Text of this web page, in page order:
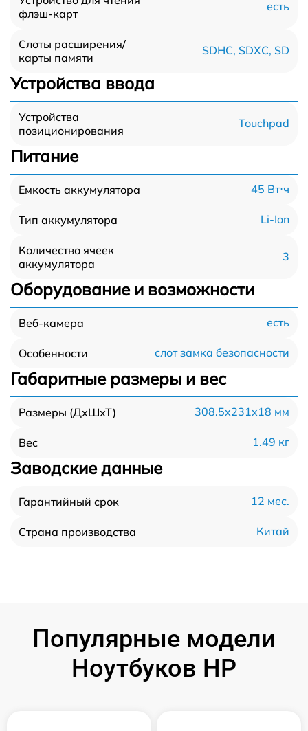
флэш-карт
есть
Слоты расширения/
карты памяти
SDHC, SDXC, SD
Устройства ввода
Устройства
позиционирования
Touchpad
Питание
Емкость аккумулятора 45 Вт⋅ч
Тип аккумулятора Li-Ion
Количество ячеек
аккумулятора
3
Оборудование и возможности
Веб-камера есть
Особенности слот замка безопасности
Габаритные размеры и вес
Размеры (ДхШхТ) 308.5x231x18 мм
Вес 1.49 кг
Заводские данные
Гарантийный срок 12 мес.
Страна производства Китай
Популярные модели
Ноутбуков HP